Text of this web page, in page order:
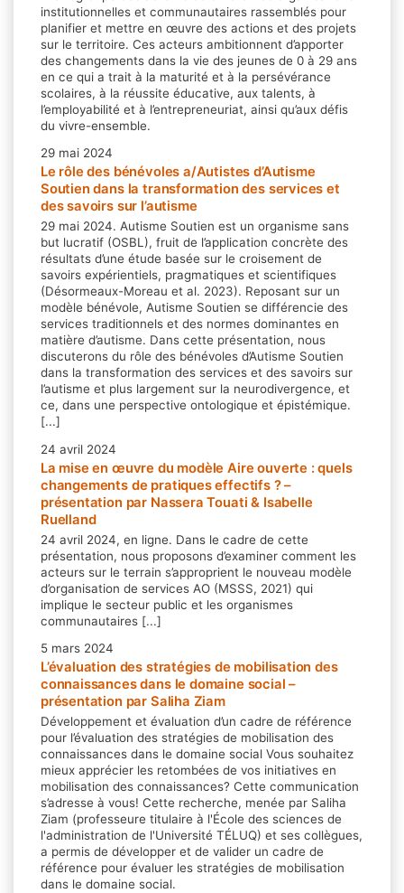
institutionnelles et communautaires rassemblés pour
planifier et mettre en œuvre des actions et des projets
sur le territoire. Ces acteurs ambitionnent d’apporter
des changements dans la vie des jeunes de 0 à 29 ans
en ce qui a trait à la maturité et à la persévérance
scolaires, à la réussite éducative, aux talents, à
l’employabilité et à l’entrepreneuriat, ainsi qu’aux défis
du vivre-ensemble.
29 mai 2024
Le rôle des bénévoles a/Autistes d’Autisme
Soutien dans la transformation des services et
des savoirs sur l’autisme
29 mai 2024. Autisme Soutien est un organisme sans
but lucratif (OSBL), fruit de l’application concrète des
résultats d’une étude basée sur le croisement de
savoirs expérientiels, pragmatiques et scientifiques
(Désormeaux-Moreau et al. 2023). Reposant sur un
modèle bénévole, Autisme Soutien se différencie des
services traditionnels et des normes dominantes en
matière d’autisme. Dans cette présentation, nous
discuterons du rôle des bénévoles d’Autisme Soutien
dans la transformation des services et des savoirs sur
l’autisme et plus largement sur la neurodivergence, et
ce, dans une perspective ontologique et épistémique.
[...]
24 avril 2024
La mise en œuvre du modèle Aire ouverte : quels
changements de pratiques effectifs ? –
présentation par Nassera Touati & Isabelle
Ruelland
24 avril 2024, en ligne. Dans le cadre de cette
présentation, nous proposons d’examiner comment les
acteurs sur le terrain s’approprient le nouveau modèle
d’organisation de services AO (MSSS, 2021) qui
implique le secteur public et les organismes
communautaires [...]
5 mars 2024
L’évaluation des stratégies de mobilisation des
connaissances dans le domaine social –
présentation par Saliha Ziam
Développement et évaluation d’un cadre de référence
pour l’évaluation des stratégies de mobilisation des
connaissances dans le domaine social Vous souhaitez
mieux apprécier les retombées de vos initiatives en
mobilisation des connaissances? Cette communication
s’adresse à vous! Cette recherche, menée par Saliha
Ziam (professeure titulaire à l'École des sciences de
l'administration de l'Université TÉLUQ) et ses collègues,
a permis de développer et de valider un cadre de
référence pour évaluer les stratégies de mobilisation
dans le domaine social.